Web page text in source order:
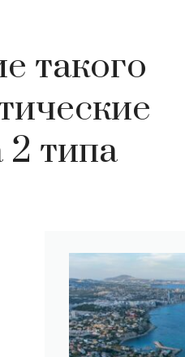
такого
2 типа